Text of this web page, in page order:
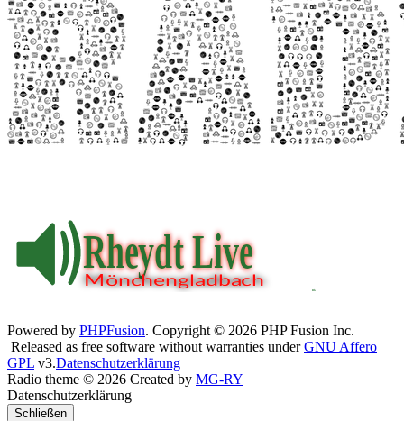
Powered by PHPFusion. Copyright © 2026 PHP Fusion Inc.
Released as free software without warranties underGNU Affero
GPL v3.Datenschutzerklärung
Radio theme © 2026 Created by MG-RY
Datenschutzerklärung
Schließen